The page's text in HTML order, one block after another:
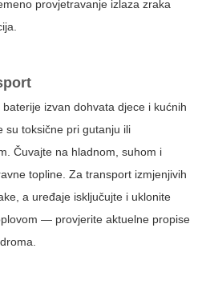
provjetravanje izlaza zraka
izvan dohvata djece i kućnih
su toksične pri gutanju ili
Čuvajte na hladnom, suhom i
topline. Za transport izmjenjivih
a uređaje isključujte i uklonite
— provjerite aktuelne propise